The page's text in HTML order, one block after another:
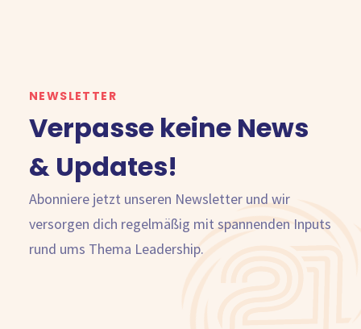
NEWSLETTER
Verpasse keine News
& Updates!
Abonniere jetzt unseren Newsletter und wir
versorgen dich regelmäßig mit spannenden Inputs
rund ums Thema Leadership.